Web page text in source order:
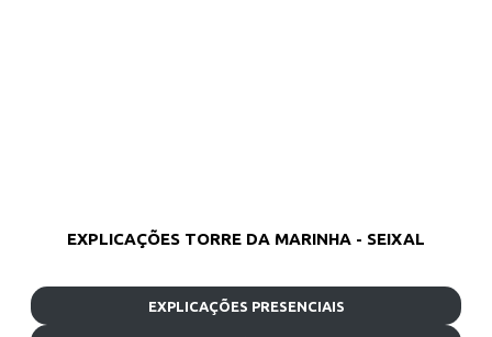
EXPLICAÇÕES TORRE DA MARINHA - SEIXAL
EXPLICAÇÕES PRESENCIAIS